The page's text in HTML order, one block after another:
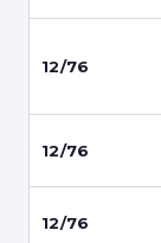
12/76
12/76
12/76